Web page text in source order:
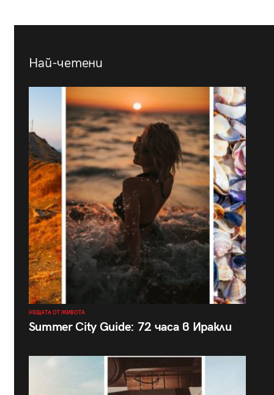
Най-четени
НЕЩАТА ОТ ЖИВОТА
Summer City Guide: 72 часа в Иракли